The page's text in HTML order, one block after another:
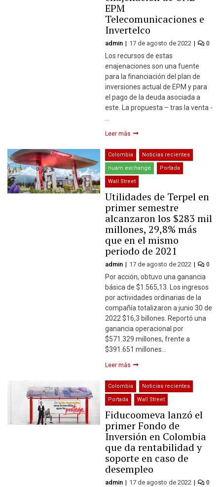
EPM
Telecomunicaciones e
Invertelco
admin 17 de agosto de 2022 0
Los recursos de estas
enajenaciones son una fuente
para la financiación del plan de
inversiones actual de EPM y para
el pago de la deuda asociada a
este. La propuesta – tras la venta -
Leer más
Colombia Noticias recientes
nuam exchange Portada
Wall Street
Utilidades de Terpel en
primer semestre
alcanzaron los $283 mil
millones, 29,8% más
que en el mismo
periodo de 2021
admin 17 de agosto de 2022 0
Por acción, obtuvo una ganancia
básica de $1.565,13. Los ingresos
por actividades ordinarias de la
compañía totalizaron a junio 30 de
2022 $16,3 billones. Reportó una
ganancia operacional por
$571.329 millones, frente a
$391.651 millones…
Leer más
Colombia Noticias recientes
Portada Wall Street
Fiducoomeva lanzó el
primer Fondo de
Inversión en Colombia
que da rentabilidad y
soporte en caso de
desempleo
admin 17 de agosto de 2022 0